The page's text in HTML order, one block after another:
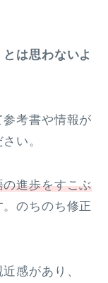
とは思わないよ
参考書や情報が
い。
の進歩をすこぶ
のちのち修正
感があり、